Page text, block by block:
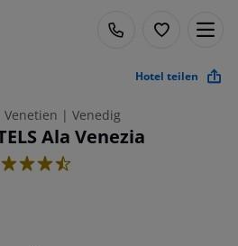
Hotel teilen
| Venedig
Ala Venezia
3.5